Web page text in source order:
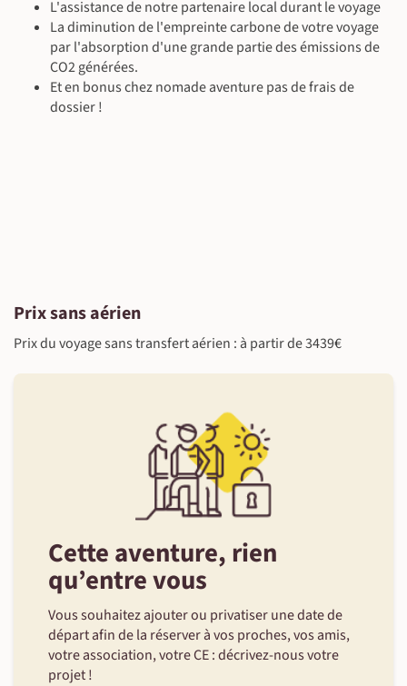
L'assistance de notre partenaire local durant le voyage
La diminution de l'empreinte carbone de votre voyage
par l'absorption d'une grande partie des émissions de
CO2 générées.
Et en bonus chez nomade aventure pas de frais de
dossier !
Prix sans aérien
Prix du voyage sans transfert aérien : à partir de 3439€
Cette aventure, rien
qu’entre vous
Vous souhaitez ajouter ou privatiser une date de
départ afin de la réserver à vos proches, vos amis,
votre association, votre CE : décrivez-nous votre
projet !